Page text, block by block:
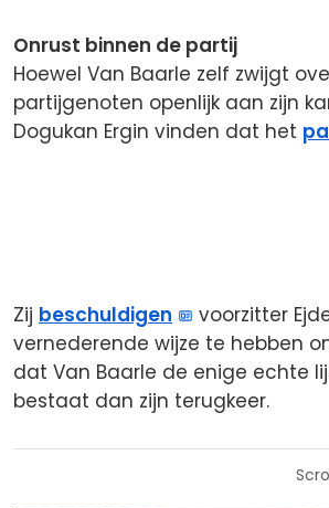
Onrust binnen de partij
Hoewel Van Baarle zelf zwijgt
partijgenoten openlijk aan zijn
Dogukan Ergin vinden dat het
Zij beschuldigen
voorzitter
vernederende wijze te hebben
dat Van Baarle de enige echte
bestaat dan zijn terugkeer.